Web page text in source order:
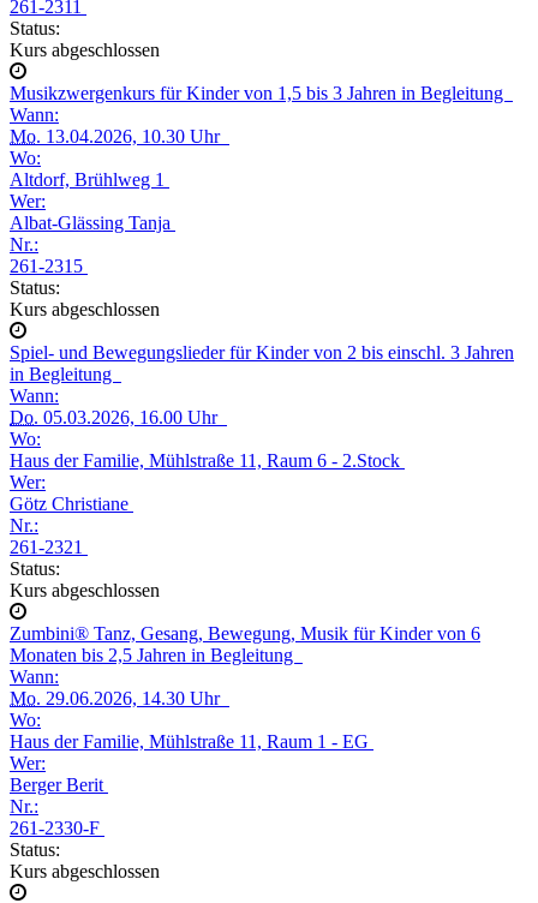
261-2311
Status:
Kurs abgeschlossen
Musikzwergenkurs für Kinder von 1,5 bis 3 Jahren in Begleitung
Wann:
Mo. 13.04.2026, 10.30 Uhr
Wo:
Altdorf, Brühlweg 1
Wer:
Albat-Glässing Tanja
Nr.:
261-2315
Status:
Kurs abgeschlossen
Spiel- und Bewegungslieder für Kinder von 2 bis einschl. 3 Jahren
in Begleitung
Wann:
Do. 05.03.2026, 16.00 Uhr
Wo:
Haus der Familie, Mühlstraße 11, Raum 6 - 2.Stock
Wer:
Götz Christiane
Nr.:
261-2321
Status:
Kurs abgeschlossen
Zumbini® Tanz, Gesang, Bewegung, Musik für Kinder von 6
Monaten bis 2,5 Jahren in Begleitung
Wann:
Mo. 29.06.2026, 14.30 Uhr
Wo:
Haus der Familie, Mühlstraße 11, Raum 1 - EG
Wer:
Berger Berit
Nr.:
261-2330-F
Status:
Kurs abgeschlossen